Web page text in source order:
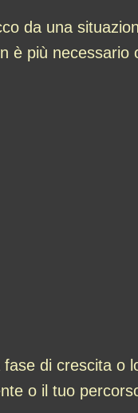
da una
è più necessario
di crescita o
o il tuo